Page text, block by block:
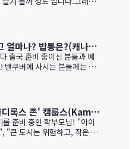
나다, 미국 와인이 유럽산 대
로 리쿼스토어나 와인 N 비
여간 이번에는 BC와인 장점
글이에요. 한번 보세요.그리고
리고 밴쿠버에서
. 당연 한국보다 비싸죠!!!1.
있음. 서늘한 밤 덕분에 과일
밴쿠버 한인 마트에서는 뭘 팔고 얼마나? 밥통은?(캐나다 출국 준비 중이신 분들과 예비 유학맘들을 위한)
출국 준비 중이신 분들과 예
밴쿠버에 사시는 분들께는 이
는 분들께는 정말 유용할 거
있죠. (홍보글 절대 아님 ㅋ
건들이 있는지 미리 체크해
요, 한국에서 가져간 제품은
없이 현지에서 새로 구입해
중고생 홀로 유학, 안심되는 '골디록스 존' 캠룹스(Kamloops)가 정답입니다
"큰 도시는 위험하고, 작은 도
으로 밤잠 설치시죠? 오늘은